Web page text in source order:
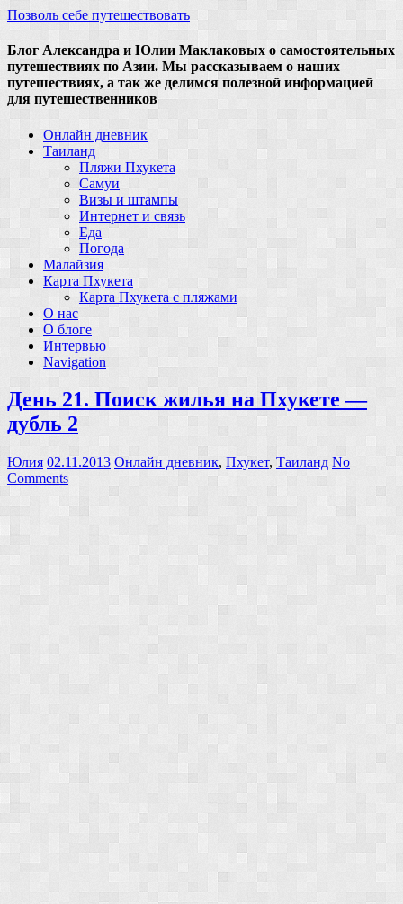
Позволь себе путешествовать
Блог Александра и Юлии Маклаковых о самостоятельных
путешествиях по Азии. Мы рассказываем о наших
путешествиях, а так же делимся полезной информацией
для путешественников
Онлайн дневник
Таиланд
Пляжи Пхукета
Самуи
Визы и штампы
Интернет и связь
Еда
Погода
Малайзия
Карта Пхукета
Карта Пхукета с пляжами
О нас
О блоге
Интервью
Navigation
День 21. Поиск жилья на Пхукете —
дубль 2
Юлия 02.11.2013 Онлайн дневник, Пхукет, Таиланд No
Comments